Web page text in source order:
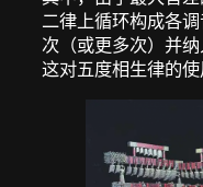
二律上循环构成各
次（或更多次）并
这对五度相生律的使